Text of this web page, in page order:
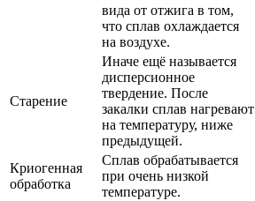
вида от отжига в том,
что сплав охлаждается
на воздухе.
Старение
Иначе ещё называется
дисперсионное
твердение. После
закалки сплав нагревают
на температуру, ниже
предыдущей.
Криогенная
обработка
Сплав обрабатывается
при очень низкой
температуре.